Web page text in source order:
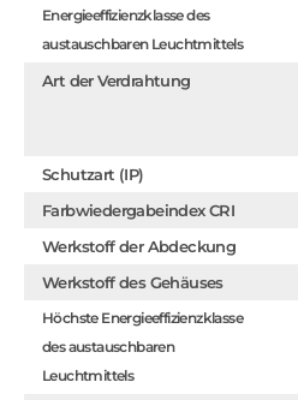
Energieeffizienzklasse des
austauschbaren Leuchtmittels
Art der Verdrahtung
Schutzart (IP)
Farbwiedergabeindex CRI
Werkstoff der Abdeckung
Werkstoff des Gehäuses
Höchste Energieeffizienzklasse
des austauschbaren
Leuchtmittels